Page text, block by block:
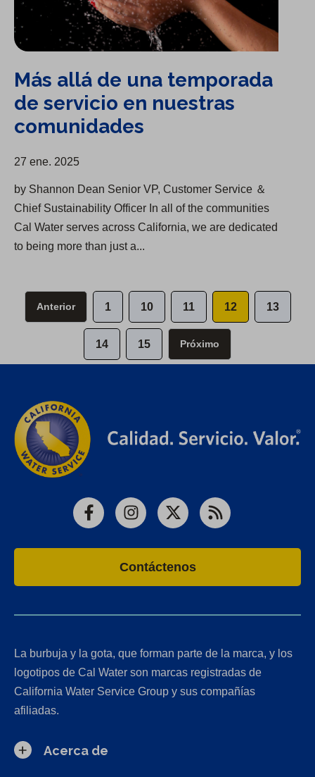
Más allá de una temporada
de servicio en nuestras
comunidades
27 ene. 2025
by Shannon Dean Senior VP, Customer Service ＆
Chief Sustainability Officer In all of the communities
Cal Water serves across California, we are dedicated
to being more than just a...
Anterior 1 10 11 12 13
14 15 Próximo
FacebookInstagram
X RSS
Contáctenos
La burbuja y la gota, que forman parte de la marca, y los
logotipos de Cal Water son marcas registradas de
California Water Service Group y sus compañías
afiliadas.
Acerca de